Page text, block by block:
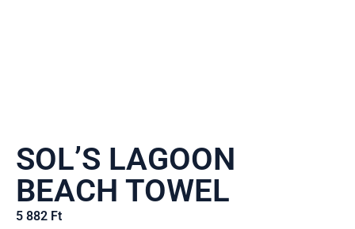
SOL’S LAGOON
BEACH TOWEL
5 882 Ft